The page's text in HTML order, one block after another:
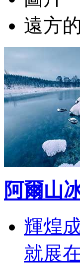
遠方
阿爾山
輝煌
就展